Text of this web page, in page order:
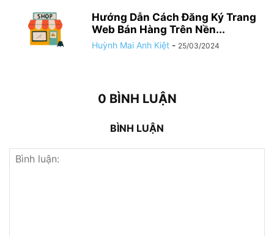
Hướng Dẫn Cách Đăng Ký Trang
Web Bán Hàng Trên Nền...
Huỳnh Mai Anh Kiệt - 25/03/2024
0 BÌNH LUẬN
BÌNH LUẬN